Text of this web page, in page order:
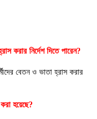
করার নির্দেশ দিতে পারেন?
বেতন ও ভাতা হ্রাস করার
হয়েছে?